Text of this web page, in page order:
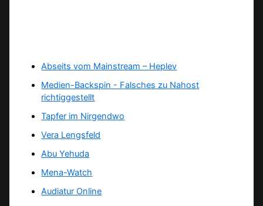
Abseits vom Mainstream – Heplev
Medien-Backspin - Falsches zu Nahost
richtiggestellt
Tapfer im Nirgendwo
Vera Lengsfeld
Abu Yehuda
Mena-Watch
Audiatur Online